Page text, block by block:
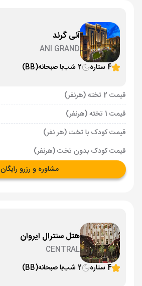
آنی گرند
ANI GRAND
4 ستاره
2 شب با صبحانه(BB)
قیمت 2 تخته (هرنفر)
قیمت 1 تخته (هرنفر)
قیمت کودک با تخت (هر نفر)
قیمت کودک بدون تخت (هرنفر)
مشاوره و رزرو رایگان
هتل سنترال ایروان
CENTRAL
4 ستاره
2 شب با صبحانه(BB)